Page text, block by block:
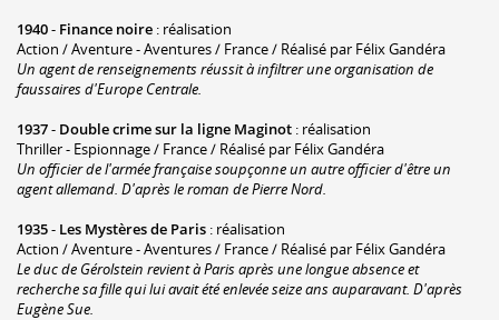
1940- Finance noire : réalisation
Action / Aventure - Aventures / France / Réalisé par Félix Gandéra
Un agent de renseignements réussit à infiltrer une organisation de
faussaires d'Europe Centrale.
1937- Double crime sur la ligne Maginot : réalisation
Thriller - Espionnage / France / Réalisé par Félix Gandéra
Un officier de l'armée française soupçonne un autre officier d'être un
agent allemand. D'après le roman de Pierre Nord.
1935- Les Mystères de Paris : réalisation
Action / Aventure - Aventures / France / Réalisé par Félix Gandéra
Le duc de Gérolstein revient à Paris après une longue absence et
recherche sa fille qui lui avait été enlevée seize ans auparavant. D'après
Eugène Sue.